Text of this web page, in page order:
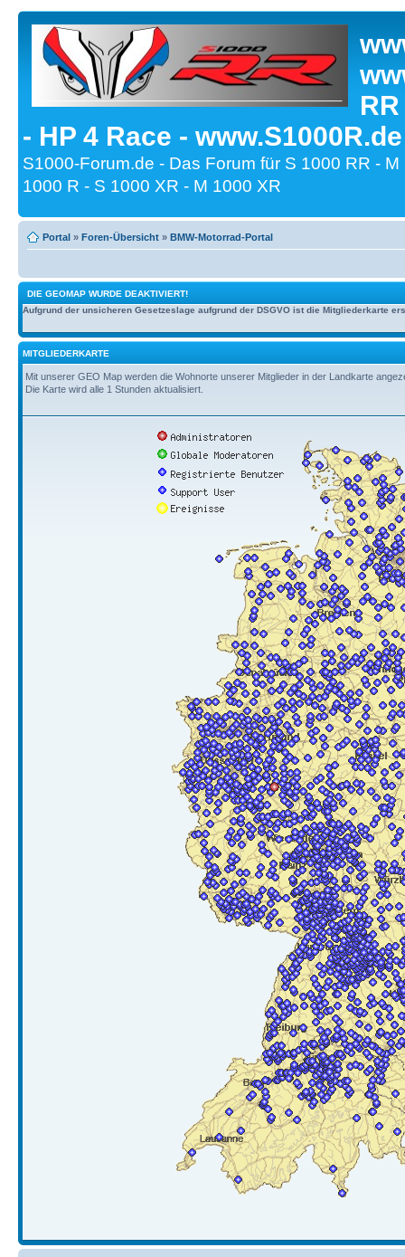
- HP 4 Race -
S1000-Forum.de - Das Forum für S 1000 RR -
1000 R - S 1000 XR - M 1000 XR
Portal » Foren-Übersicht » BMW-Motorrad-Portal
DIE GEOMAP WURDE DEAKTIVIERT!
Aufgrund der unsicheren Gesetzeslage aufgrund der DSGVO ist die Mitgliederkarte
MITGLIEDERKARTE
Mit unserer GEO Map werden die Wohnorte unserer Mitglieder in der Landkarte
Die Karte wird alle 1 Stunden aktualisiert.